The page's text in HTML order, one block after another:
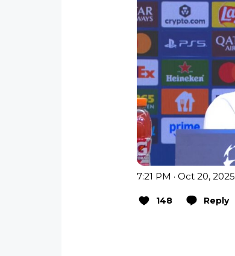
7:21 PM · Oct 20, 2025
148 Reply